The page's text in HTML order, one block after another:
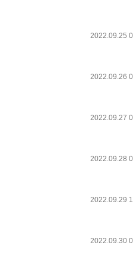
2022.09.25
2022.09.26
2022.09.27
2022.09.28
2022.09.29
2022.09.30